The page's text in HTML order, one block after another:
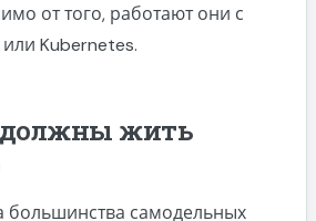
от того, работают они с
Kubernetes.
жить
большинства самодельных